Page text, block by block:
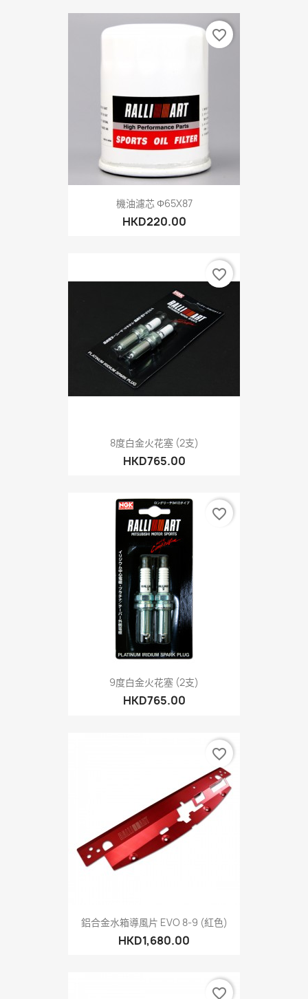
機油濾芯 Φ65X87
HKD220.00
favorite_border
8度白金火花塞 (2支)
HKD765.00
favorite_border
9度白金火花塞 (2支)
HKD765.00
favorite_border
鋁合金水箱導風片 EVO 8-9 (紅色)
HKD1,680.00
favorite_border
favorite_border